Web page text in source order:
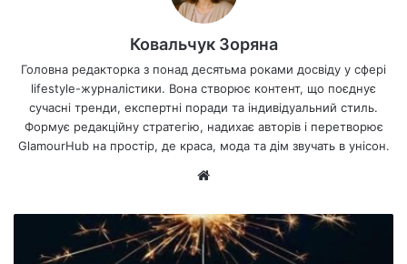
Ковальчук Зоряна
Головна редакторка з понад десятьма роками досвіду у сфері
lifestyle-журналістики. Вона створює контент, що поєднує
сучасні тренди, експертні поради та індивідуальний стиль.
Формує редакційну стратегію, надихає авторів і перетворює
GlamourHub на простір, де краса, мода та дім звучать в унісон.
са
йт